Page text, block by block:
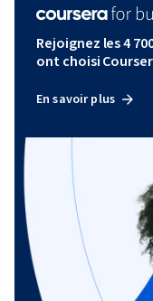
Rejoignez les 4
ont choisi
En savoir plus